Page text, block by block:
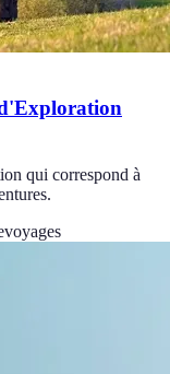
qui correspond à
voyages